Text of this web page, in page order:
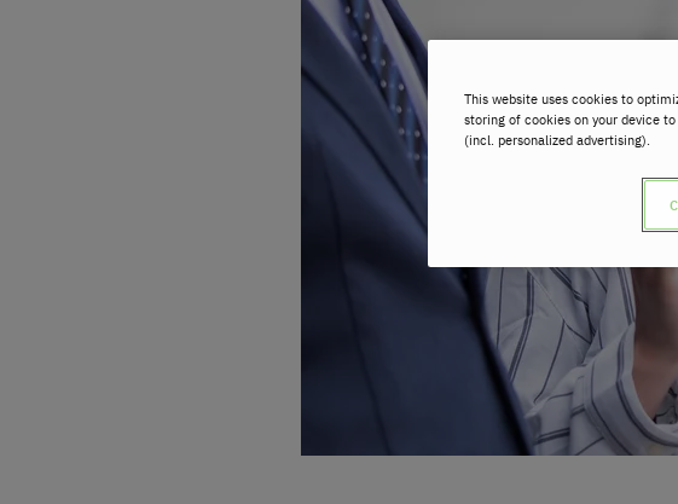
This website uses cookies to
storing of cookies on your device
(incl. personalized advertising).